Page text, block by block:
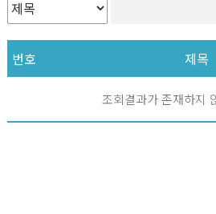
번호 제목
조회결과가 존재하지